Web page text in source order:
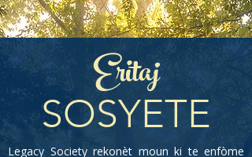
Eritaj
SOSYETE
Legacy Society rekonèt moun ki te enfòme